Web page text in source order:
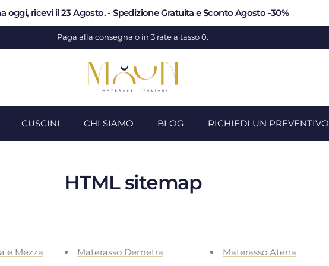
oggi, ricevi il 23 Agosto. - Spedizione Gratuita e Sconto Agosto -30%
Paga alla consegna o in 3 rate a tasso 0.
CUSCINI CHI SIAMO BLOG RICHIEDI UN PREVENTIVO
HTML sitemap
e Mezza
Materasso Demetra
Materasso Atena